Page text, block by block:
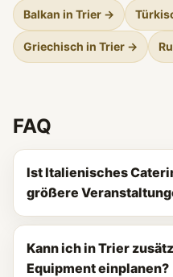
Balkan in Trier →
Griechisch in Trier →
FAQ
Ist Italienisches
größere
Kann ich in Trier
Equipment einplanen?